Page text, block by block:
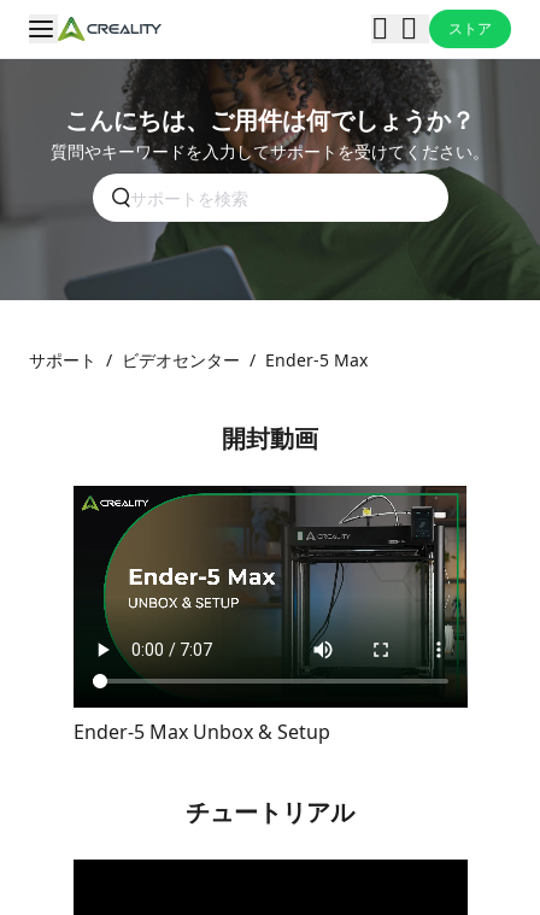
ストア
こんにちは、ご用件は何でしょうか？
質問やキーワードを入力してサポートを受けてください。
サポート / ビデオセンター / Ender-5 Max
開封動画
Ender-5 Max Unbox & Setup
チュートリアル